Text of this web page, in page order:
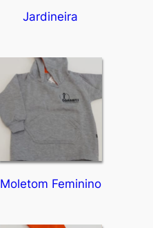
Jardineira
Moletom Feminino